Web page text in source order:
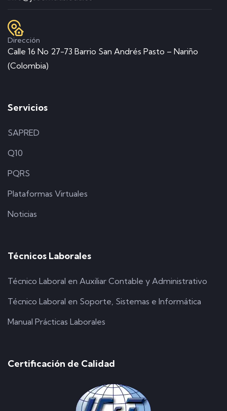
Dirección
Calle 16 No 27-73 Barrio San Andrés Pasto – Nariño
(Colombia)
Servicios
SAPRED
Q10
PQRS
Plataformas Virtuales
Noticias
Técnicos Laborales
Técnico Laboral en Auxiliar Contable y Administrativo
Técnico Laboral en Soporte, Sistemas e Informática
Manual Prácticas Laborales
Certificación de Calidad